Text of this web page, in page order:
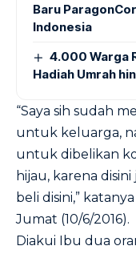
Baru
Indonesia
4.000 Warga
Hadiah Umrah
“Saya sih sudah
untuk keluarga,
untuk dibelikan
hijau, karena
beli disini,”
Jumat (10/6/2016).
Diakui Ibu dua